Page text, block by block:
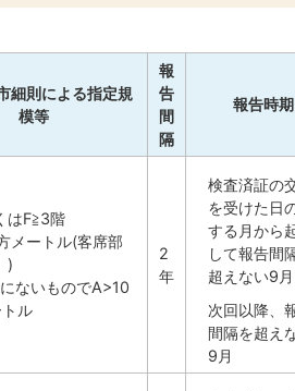
細則による指定規
模等
報
告
間
隔
報告時期
はF≧3階
メートル(客席部
)
ないものでA>10
ル
2
年
検査済証の
を受けた日
する月から
して報告間
超えない9月
次回以降、
間隔を超え
9月